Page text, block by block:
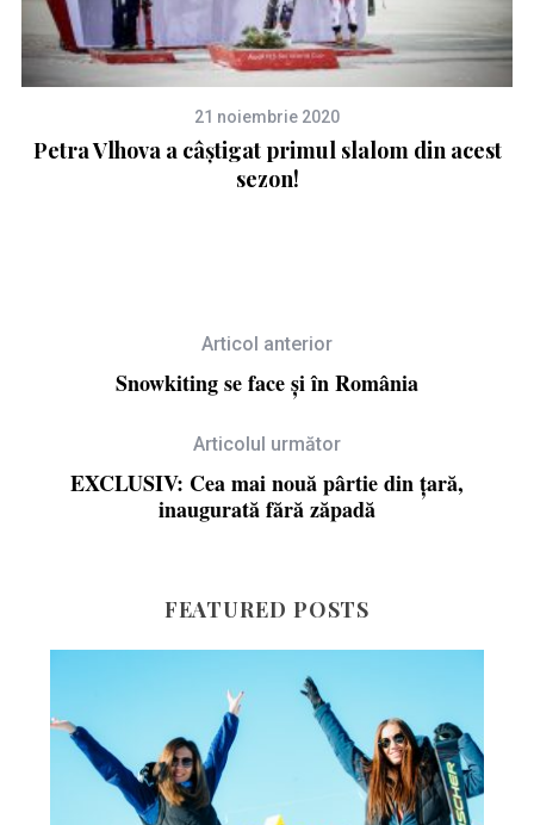
21 noiembrie 2020
Petra Vlhova a câștigat primul slalom din acest
sezon!
Articol anterior
Snowkiting se face şi în România
Articolul următor
EXCLUSIV: Cea mai nouă pârtie din ţară,
inaugurată fără zăpadă
FEATURED POSTS